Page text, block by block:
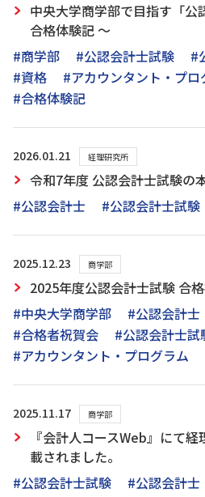
中央大学商学部で目指す「公
合格体験記 ～
#商学部
#公認会計士試験 #
#資格
#アカウンタント・プロ
#合格体験記
2026.01.21 経理研究所
令和7年度 公認会計士試験の
#公認会計士
#公認会計士試験
2025.12.23 商学部
2025年度公認会計士試験 合
#中央大学商学部
#公認会計士
#合格者祝賀会
#公認会計士
#アカウンタント・プログラム
2025.11.17 商学部
『会計人コースWeb』にて
載されました。
#公認会計士試験
#公認会計士